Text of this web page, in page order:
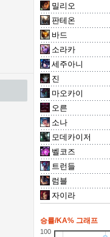
밀리오
판테온
바드
소라카
세주아니
진
마오카이
오른
소나
모데카이저
벨코즈
트런들
럼블
자이라
승률/KA% 그래프
100